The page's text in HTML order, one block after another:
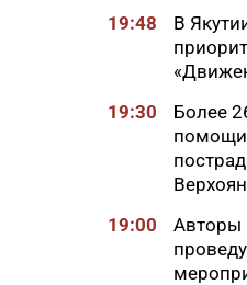
19:48
В
19:30
Более
помощи
19:00
Авторы